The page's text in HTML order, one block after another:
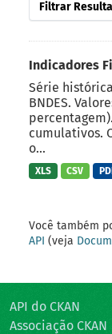
Filtrar
Indicadores
Série
BNDES.
cumulativos.
o...
XLS CSV
Você também
API (veja
API do CKAN
Associação CKAN